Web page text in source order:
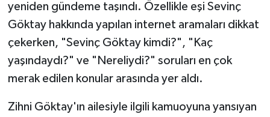
yeniden gündeme taşındı. Özellikle eşi Sevinç
Göktay hakkında yapılan internet aramaları dikkat
çekerken, "Sevinç Göktay kimdi?", "Kaç
yaşındaydı?" ve "Nereliydi?" soruları en çok
merak edilen konular arasında yer aldı.
Zihni Göktay'ın ailesiyle ilgili kamuoyuna yansıyan